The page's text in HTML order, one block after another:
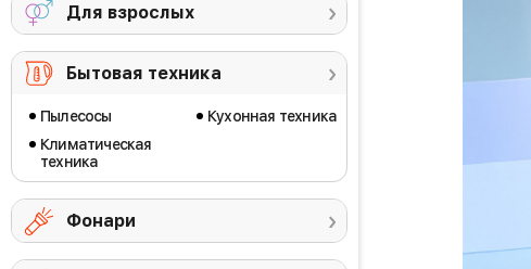
Для взрослых
Бытовая техника
Пылесосы
Климатическая
техника
Кухонная техника
Фонари